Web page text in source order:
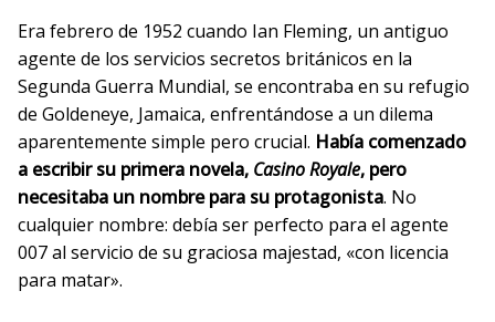
Era febrero de 1952 cuando Ian Fleming, un antiguo
agente de los servicios secretos británicos en la
Segunda Guerra Mundial, se encontraba en su refugio
de Goldeneye, Jamaica, enfrentándose a un dilema
aparentemente simple pero crucial. Había comenzado
a escribir su primera novela, Casino Royale, pero
necesitaba un nombre para su protagonista. No
cualquier nombre: debía ser perfecto para el agente
007 al servicio de su graciosa majestad, «con licencia
para matar».